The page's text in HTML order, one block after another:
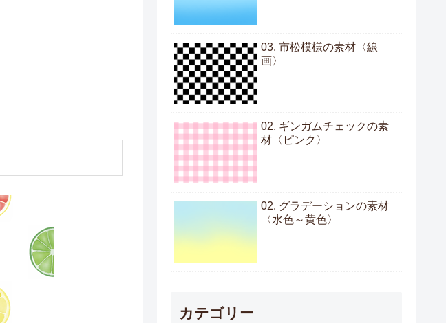
03. 市松模様の素材〈線
画〉
02. ギンガムチェックの素
材〈ピンク〉
02. グラデーションの素材
〈水色～黄色〉
カテゴリー